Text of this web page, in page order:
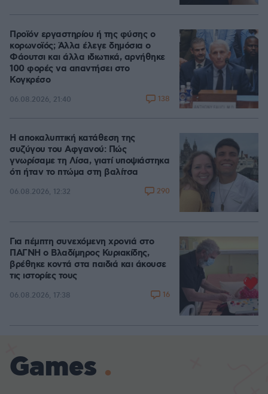
Προϊόν εργαστηρίου ή της φύσης ο
κορωνοϊός; Άλλα έλεγε δημόσια ο
Φάουτσι και άλλα ιδιωτικά, αρνήθηκε
100 φορές να απαντήσει στο
Κογκρέσο
06.08.2026, 21:40 138
Η αποκαλυπτική κατάθεση της
συζύγου του Αφγανού: Πώς
γνωρίσαμε τη Λίσα, γιατί υποψιάστηκα
ότι ήταν το πτώμα στη βαλίτσα
06.08.2026, 12:32 290
Για πέμπτη συνεχόμενη χρονιά στο
ΠΑΓΝΗ ο Βλαδίμηρος Κυριακίδης,
βρέθηκε κοντά στα παιδιά και άκουσε
τις ιστορίες τους
06.08.2026, 17:38 16
Games